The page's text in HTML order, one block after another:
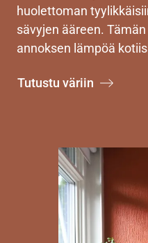
huolettoman
sävyjen ääreen.
annoksen lämpöä
Tutustu väriin